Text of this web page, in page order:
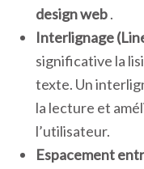
design web.
Interlignage
significative la
texte. Un
la lecture et
l’utilisateur.
Espacement